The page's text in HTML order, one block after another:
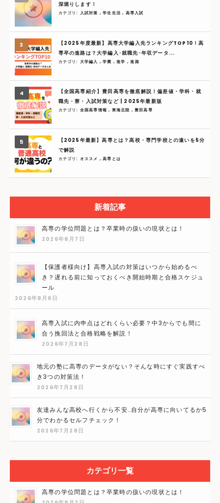
深堀りします！
カテゴリ: 入試対策 ,学生生活, 高専入試
【2025年度最新】高専大学編入先ランキングTOP10！高
専卒の進路は？大学編入･就職先･年収データ...
カテゴリ: 大学編入 ,学費 ,進学 ,進路
【全国高専紹介】豊田高専を徹底解説！偏差値・学科・就
職先・寮・入試対策など | 2025年最新版
カテゴリ: 全国高専情報, 東海北陸 ,豊田高専
【2025年最新】高専とは？高校・専門学校との違いを5分
で解説
カテゴリ: オススメ ,高専とは
新着記事
高専の学位問題とは？卒業時の扱いの現状とは！
2026年8月7日
【保護者様向け】高専入試の対策はいつから始めるべ
き？遅れる前に知っておくべき開始時期と合格スケジュ
ール
2026年8月6日
高専入試に内申点はどれくらい必要？中3からでも間に
合う挽回法と合格戦略を解説！
2026年7月28日
地元の塾に高専のデータがない？そんな時にすぐ実践すべ
き3つの対策法！
2026年7月28日
友達みんな高校へ行くから不安…自分が高専に向いてるか5
分でわかるセルフチェック！
2026年7月28日
カテゴリ一覧
高専の学位問題とは？卒業時の扱いの現状とは！